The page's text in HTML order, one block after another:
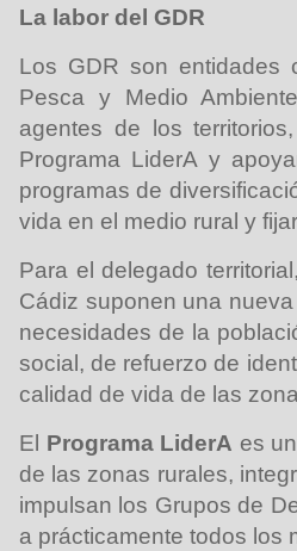
La labor del GDR
Los GDR son entidades
Pesca y Medio
agentes de los
Programa LiderA y
programas de
vida en el medio rural y
Para el delegado
Cádiz suponen una
necesidades de la
social, de refuerzo de
calidad de vida de las
El Programa LiderA es
de las zonas rurales,
impulsan los Grupos de
a prácticamente todos los